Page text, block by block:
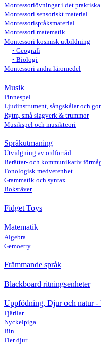
Montessoriövningar i det
Montessori sensoriskt material
Montessorispråksmaterial
Montessori matematik
Montessori kosmisk utbildning
Geografi
Biologi
Montessori andra läromedel
Musik
Pinnespel
Ljudinstrument, sångskålar och
Rytm, små slagverk & trummor
Musikspel och musikteori
Språkutmaning
Utvidgning av ordförråd
Berättar- och kommunikativ
Fonologisk medvetenhet
Grammatik och syntax
Bokstäver
Fidget Toys
Matematik
Algebra
Gemoetry
Främmande språk
Blackboard ritningsenheter
Uppfödning, Djur och natur -
Fjärilar
Nyckelpiga
Bin
Fler djur